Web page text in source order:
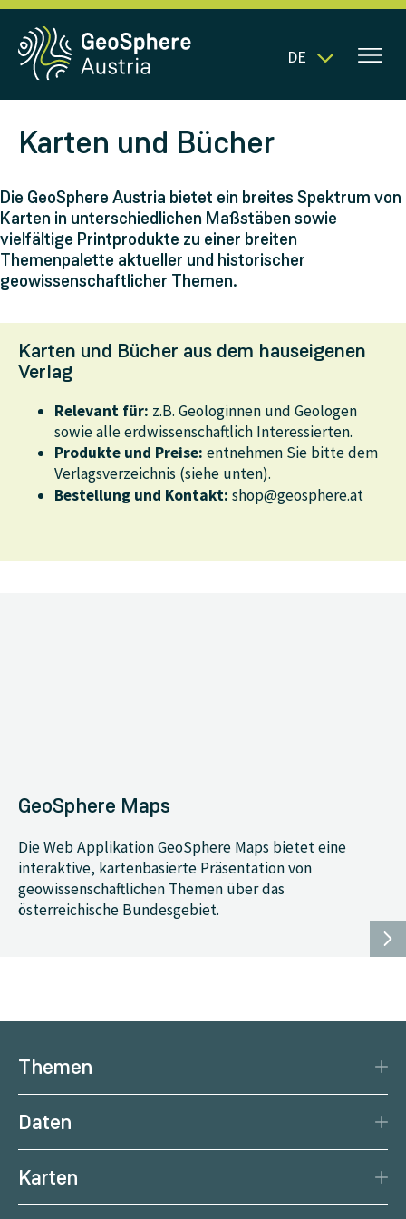
DE
Karten und Bücher
Die GeoSphere Austria bietet ein breites Spektrum von
Karten in unterschiedlichen Maßstäben sowie
vielfältige Printprodukte zu einer breiten
Themenpalette aktueller und historischer
geowissenschaftlicher Themen.
Karten und Bücher aus dem hauseigenen
Verlag
Relevant für: z.B. Geologinnen und Geologen
sowie alle erdwissenschaftlich Interessierten.
Produkte und Preise: entnehmen Sie bitte dem
Verlagsverzeichnis (siehe unten).
Bestellung und Kontakt: shop@geosphere.at
GeoSphere Maps
Die Web Applikation GeoSphere Maps bietet eine
interaktive, kartenbasierte Präsentation von
geowissenschaftlichen Themen über das
österreichische Bundesgebiet.
Themen
Klima
Daten
Datenzentrum
Karten